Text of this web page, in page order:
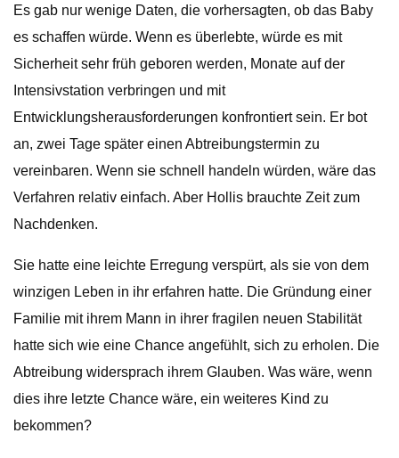
Es gab nur wenige Daten, die vorhersagten, ob das Baby
es schaffen würde. Wenn es überlebte, würde es mit
Sicherheit sehr früh geboren werden, Monate auf der
Intensivstation verbringen und mit
Entwicklungsherausforderungen konfrontiert sein. Er bot
an, zwei Tage später einen Abtreibungstermin zu
vereinbaren. Wenn sie schnell handeln würden, wäre das
Verfahren relativ einfach. Aber Hollis brauchte Zeit zum
Nachdenken.
Sie hatte eine leichte Erregung verspürt, als sie von dem
winzigen Leben in ihr erfahren hatte. Die Gründung einer
Familie mit ihrem Mann in ihrer fragilen neuen Stabilität
hatte sich wie eine Chance angefühlt, sich zu erholen. Die
Abtreibung widersprach ihrem Glauben. Was wäre, wenn
dies ihre letzte Chance wäre, ein weiteres Kind zu
bekommen?